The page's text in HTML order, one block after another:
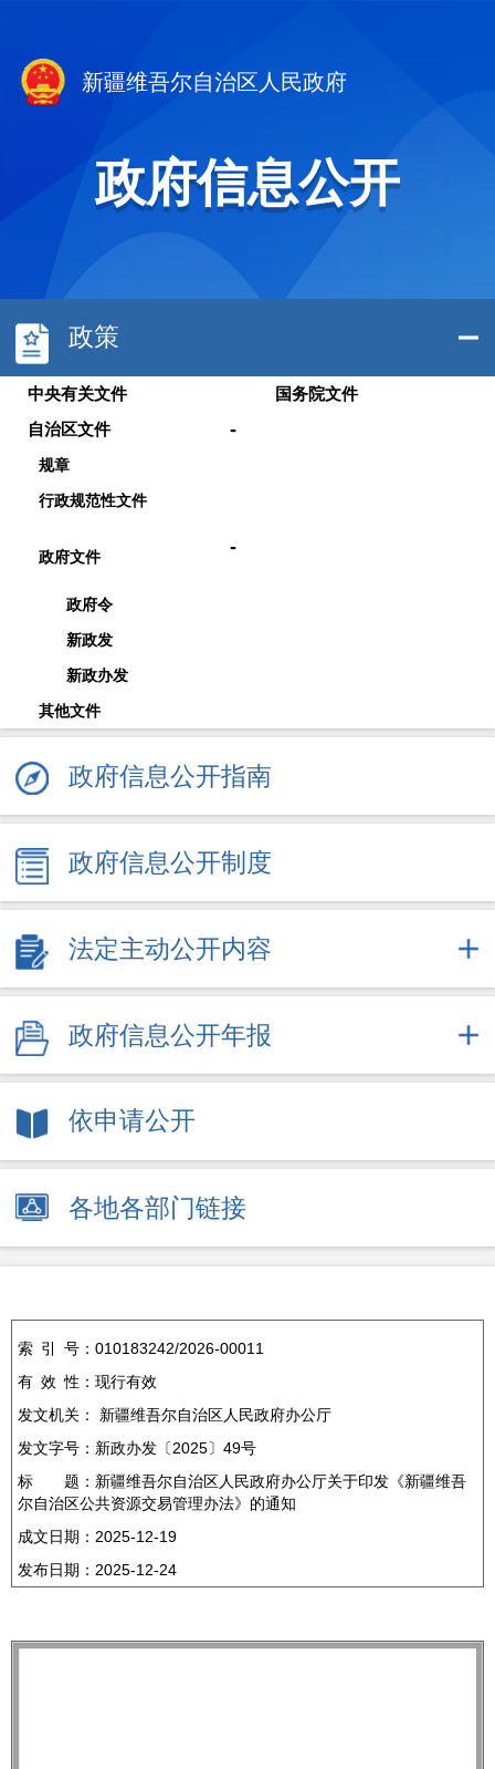
新疆维吾尔自治区人民政府
政府信息公开
政策
中央有关文件
国务院文件
自治区文件
-
规章
行政规范性文件
政府文件 -
政府令
新政发
新政办发
其他文件
政府信息公开指南
政府信息公开制度
法定主动公开内容
政府信息公开年报
依申请公开
各地各部门链接
索 引 号： 010183242/2026-00011
有 效 性： 现行有效
发文机关：
新疆维吾尔自治区人民政府办公厅
发文字号： 新政办发〔2025〕49号
标
题： 新疆维吾尔自治区人民政府办公厅关于印发《新疆维吾
尔自治区公共资源交易管理办法》的通知
成文日期： 2025-12-19
发布日期： 2025-12-24